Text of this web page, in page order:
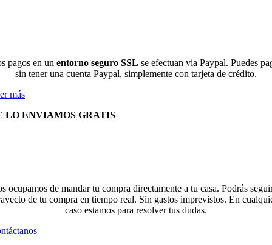
pagos en un entorno seguro SSL se efectuan via Paypal. Puedes
sin tener una cuenta Paypal, simplemente con tarjeta de crédito.
más
LO ENVIAMOS GRATIS
ocupamos de mandar tu compra directamente a tu casa. Podrás
de tu compra en tiempo real. Sin gastos imprevistos. En
caso estamos para resolver tus dudas.